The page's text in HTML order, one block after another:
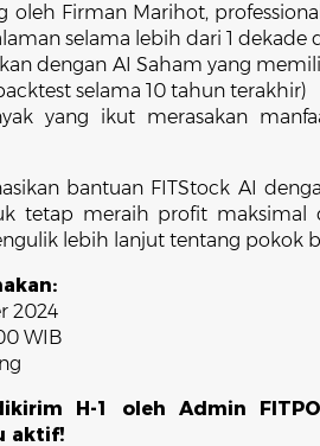
oleh Firman Marihot,
selama lebih dari 1 dekade
dengan AI Saham yang
selama 10 tahun terakhir)
yang ikut merasakan
bantuan FITStock AI
tetap meraih profit maksimal
lebih lanjut tentang pokok
2024
WIB
H-1 oleh Admin
aktif!